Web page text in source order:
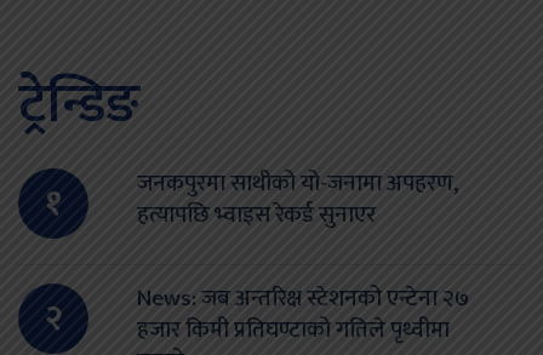
ट्रेन्डिङ
१
जनकपुरमा साथीको यो-जनामा अपहरण,
हत्यापछि भ्वाइस रेकर्ड सुनाएर
२
News: जब अन्तरिक्ष स्टेशनको एन्टेना २७
हजार किमी प्रतिघण्टाको गतिले पृथ्वीमा